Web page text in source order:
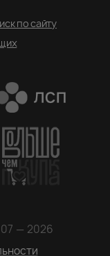
— 2026
по сайту